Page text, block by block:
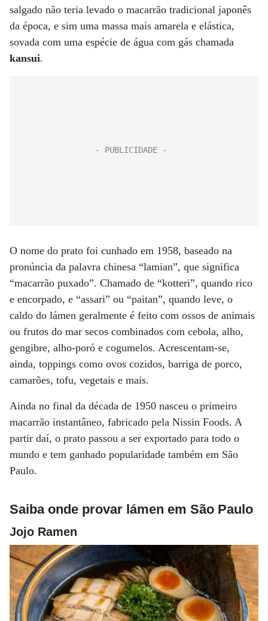
salgado não teria levado o macarrão tradicional japonês
da época, e sim uma massa mais amarela e elástica,
sovada com uma espécie de água com gás chamada
kansui.
O nome do prato foi cunhado em 1958, baseado na
pronúncia da palavra chinesa “lamian”, que significa
“macarrão puxado”. Chamado de “kotteri”, quando rico
e encorpado, e “assari” ou “paitan”, quando leve, o
caldo do lámen geralmente é feito com ossos de animais
ou frutos do mar secos combinados com cebola, alho,
gengibre, alho-poró e cogumelos. Acrescentam-se,
ainda, toppings como ovos cozidos, barriga de porco,
camarões, tofu, vegetais e mais.
Ainda no final da década de 1950 nasceu o primeiro
macarrão instantâneo, fabricado pela Nissin Foods. A
partir daí, o prato passou a ser exportado para todo o
mundo e tem ganhado popularidade também em São
Paulo.
Saiba onde provar lámen em São Paulo
Jojo Ramen